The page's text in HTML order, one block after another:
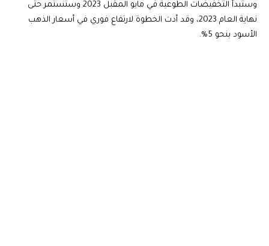
وستبدأ التخفيضات الطوعية في مايو المقبل 2023 وستستمر حتى
نهاية العام 2023، وقد أدت الخطوة لارتفاع فوري في أسعار الذهب
الأسود بنحو 5%.